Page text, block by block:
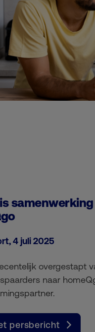
4 juli 2025
overgestapt
naar
persbericht